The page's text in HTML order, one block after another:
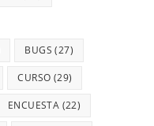
BUGS (27)
CURSO (29)
ENCUESTA (22)